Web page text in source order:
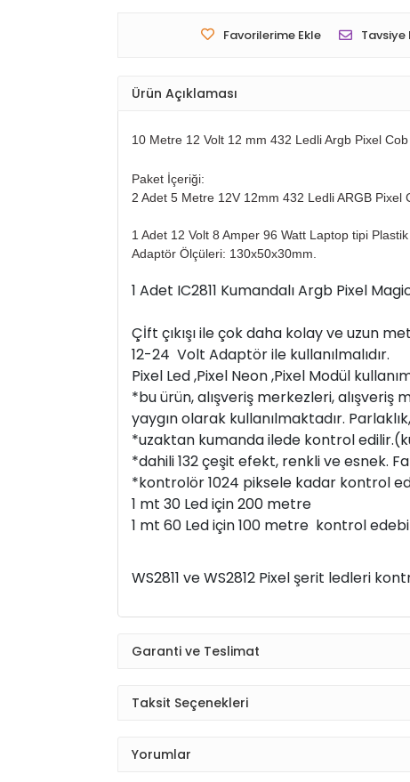
Favorilerime Ekle Tavsiye
Ürün Açıklaması
10 Metre 12 Volt 12 mm 432 Ledli Argb Pixel
Paket İçeriği:
2 Adet 5 Metre 12V 12mm 432 Ledli ARGB
1 Adet 12 Volt 8 Amper 96 Watt Laptop tipi
Adaptör Ölçüleri: 130x50x30mm.
1 Adet IC2811 Kumandalı Argb Pixel
Çİft çıkışı ile çok daha kolay ve uzun
12-24 Volt Adaptör ile kullanılmalıdır.
Pixel Led ,Pixel Neon ,Pixel Modül
*bu ürün, alışveriş merkezleri,
yaygın olarak kullanılmaktadır.
*uzaktan kumanda ilede kontrol
*dahili 132 çeşit efekt, renkli ve esnek.
*kontrolör 1024 piksele kadar kontrol
1 mt 30 Led için 200 metre
1 mt 60 Led için 100 metre kontrol
WS2811 ve WS2812 Pixel şerit ledleri
Garanti ve Teslimat
Taksit Seçenekleri
Yorumlar